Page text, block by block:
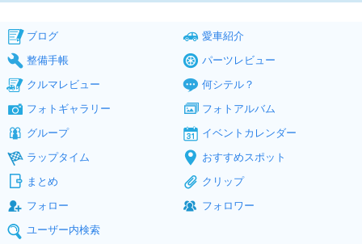
ブログ
愛車紹介
整備手帳
パーツレビュー
クルマレビュー
何シテル？
フォトギャラリー
フォトアルバム
グループ
イベントカレンダー
ラップタイム
おすすめスポット
まとめ
クリップ
フォロー
フォロワー
ユーザー内検索